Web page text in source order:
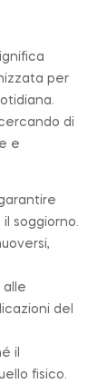
per
di
e
soggiorno.
alle
del
il
fisico.